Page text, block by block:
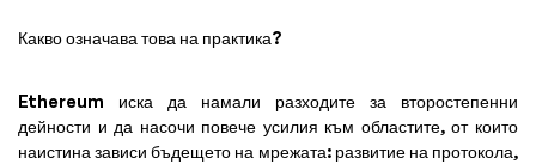
Какво означава това на практика?
Ethereum иска да намали разходите за второстепенни
дейности и да насочи повече усилия към областите, от които
наистина зависи бъдещето на мрежата: развитие на протокола,